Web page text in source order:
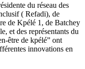
du réseau des
( Refadi), de
de Kpélé 1, de Batchey
et des représentants du
être de kpélé” ont
innovations en